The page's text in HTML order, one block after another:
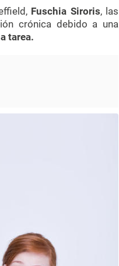
Fuschia Siroris, las
crónica debido a una
tarea.